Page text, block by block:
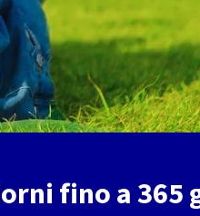
fino a 365